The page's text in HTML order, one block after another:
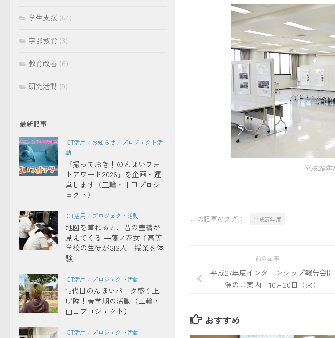
平成26
この記事のタグ： 平成27年度
前の記事
平成27年度インターンシップ報告会開
催のご案内 – 10月20日（火）
おすすめ
学生支援 (54)
学部教育 (3)
教育改善 (6)
研究活動 (9)
最新記事
ICT活用 / お知らせ / プロジェクト活
動
『撮っておき！のんほいフォ
トアワード2026』を企画・運
営します（三輪・山口プロジ
ェクト）
ICT活用 / プロジェクト活動
地図を重ねると、昔の豊橋が
見えてくる ―藤ノ花女子高等
学校の生徒がGIS入門授業を体
験―
ICT活用 / プロジェクト活動
15代目のんほいパーク盛り上
げ隊！春学期の活動（三輪・
山口プロジェクト）
ICT活用 / プロジェクト活動